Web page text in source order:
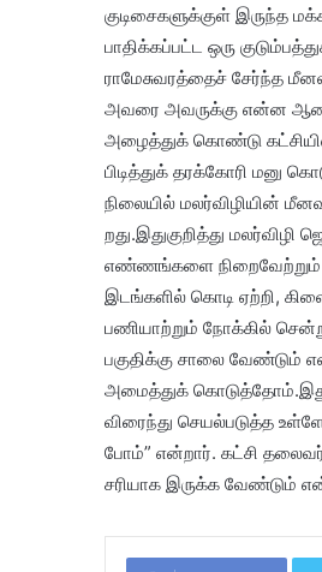
குடிசைகளுக்குள் இருந்த
பாதிக்​கப்பட்ட ஒரு
ராமேசுவரத்தைச் சேர்ந்த
அவரை அவருக்கு என்ன
அழைத்துக் கொண்டு
பிடித்துக் தரக்கோரி மனு
நிலையில் மலர்விழியின்
றது.இதுகுறித்து
எண்ணங்களை நிறைவேற்றும்
இடங்களில் கொடி ஏற்றி,
பணியாற்றும் நோக்கில்
பகுதிக்கு சாலை வேண்டும்
அமைத்துக்
விரைந்து செயல்​படுத்த
போம்” என்றார். கட்சி
சரியாக இருக்க வேண்டும்